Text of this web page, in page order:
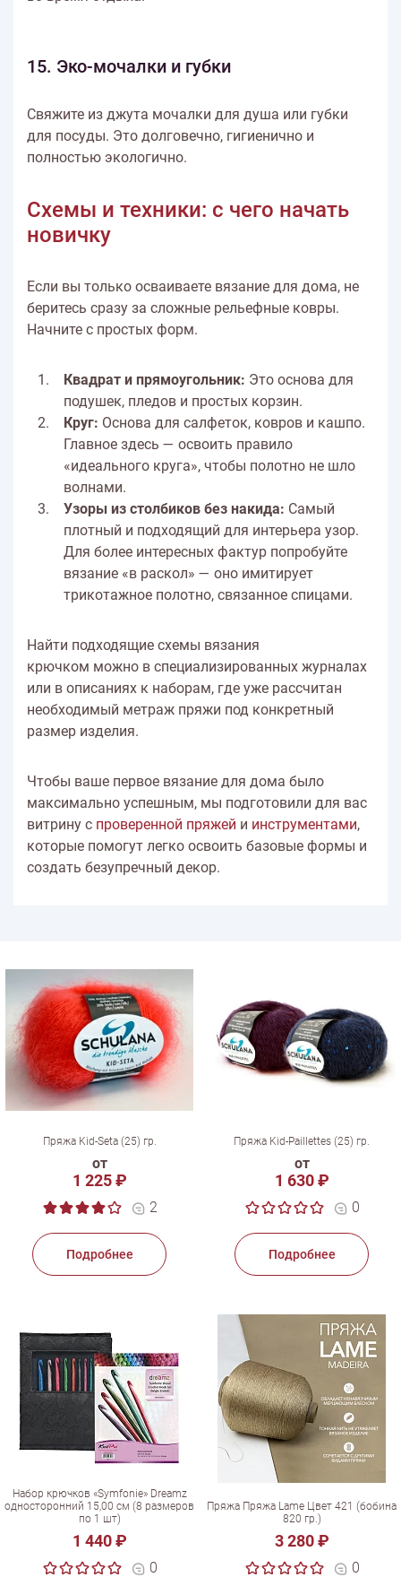
15. Эко-мочалки и губки
Свяжите из джута мочалки для душа или губки
для посуды. Это долговечно, гигиенично и
полностью экологично.
Схемы и техники: с чего начать
новичку
Если вы только осваиваете вязание для дома, не
беритесь сразу за сложные рельефные ковры.
Начните с простых форм.
Квадрат и прямоугольник: Это основа для
подушек, пледов и простых корзин.
Круг: Основа для салфеток, ковров и кашпо.
Главное здесь — освоить правило
«идеального круга», чтобы полотно не шло
волнами.
Узоры из столбиков без накида: Самый
плотный и подходящий для интерьера узор.
Для более интересных фактур попробуйте
вязание «в раскол» — оно имитирует
трикотажное полотно, связанное спицами.
Найти подходящие схемы вязания
крючком можно в специализированных журналах
или в описаниях к наборам, где уже рассчитан
необходимый метраж пряжи под конкретный
размер изделия.
Чтобы ваше первое вязание для дома было
максимально успешным, мы подготовили для вас
витрину с проверенной пряжей и инструментами,
которые помогут легко освоить базовые формы и
создать безупречный декор.
Пряжа Kid-Seta (25) гр.
от
1 225 ₽
2
Подробнее
Пряжа Kid-Paillettes (25) гр.
от
1 630 ₽
0
Подробнее
Набор крючков «Symfonie» Dreamz
односторонний 15,00 см (8 размеров
по 1 шт)
1 440 ₽
0
Пряжа Пряжа Lame Цвет 421 (бобина
820 гр.)
3 280 ₽
0